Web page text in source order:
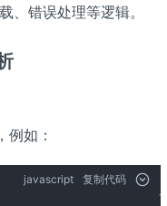
、错误处理等逻辑。
如：
javascript 复制代码